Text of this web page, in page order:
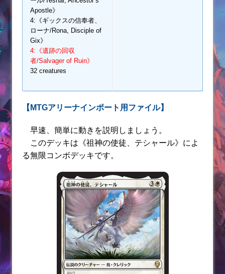
Apostle》
4:《ギックスの信奉者、
ローナ/Rona, Disciple of
Gix》
4:《遺跡の回収
者/Salvager of Ruin》
32 creatures
【MTGアリーナインポート用ファイル】
早速、簡単に動きを説明しましょう。
このデッキは《祖神の使徒、テシャール》によ
る無限コンボデッキです。